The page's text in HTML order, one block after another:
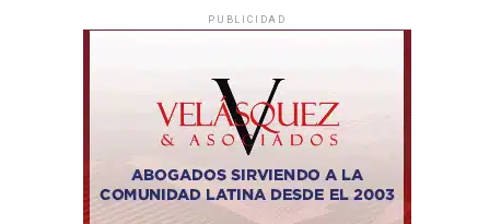
PUBLICIDAD